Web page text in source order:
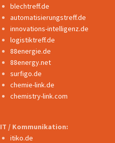
blechtreff.de
automatisierungstreff.de
innovations-intelligenz.de
logistiktreff.de
88energie.de
88energy.net
surfigo.de
chemie-link.de
chemistry-link.com
IT / Kommunikation:
itiko.de